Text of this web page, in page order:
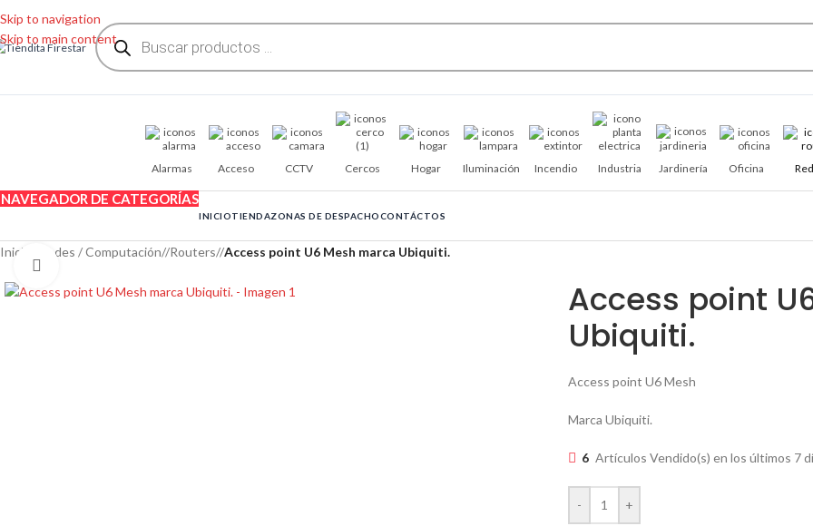
Skip to navigation
Skip to main content
Alarmas Acceso CCTV Cercos Hogar Iluminación Incendio Industria Jardinería Oficina
NAVEGADOR DE CATEGORÍAS
INICIOTIENDAZONAS DE DESPACHOCONTÁCTOS
Inicio Redes / Computación/ Routers/ Access point U6 Mesh marca Ubiquiti.
Access point
Ubiquiti.
Access point U6 Mesh
Marca Ubiquiti.
6 Artículos Vendido(s) en los últimos 7
- +